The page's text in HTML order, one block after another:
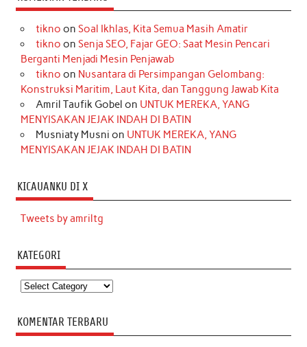
tikno on Soal Ikhlas, Kita Semua Masih Amatir
tikno on Senja SEO, Fajar GEO: Saat Mesin Pencari
Berganti Menjadi Mesin Penjawab
tikno on Nusantara di Persimpangan Gelombang:
Konstruksi Maritim, Laut Kita, dan Tanggung Jawab Kita
Amril Taufik Gobel on UNTUK MEREKA, YANG
MENYISAKAN JEJAK INDAH DI BATIN
Musniaty Musni on UNTUK MEREKA, YANG
MENYISAKAN JEJAK INDAH DI BATIN
KICAUANKU DI X
Tweets by amriltg
KATEGORI
Kategori
KOMENTAR TERBARU